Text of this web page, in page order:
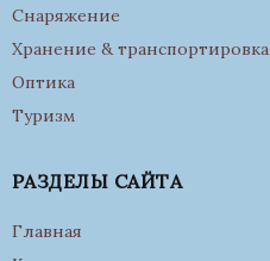
Снаряжение
Хранение & транспортировка
Оптика
Туризм
РАЗДЕЛЫ САЙТА
Главная